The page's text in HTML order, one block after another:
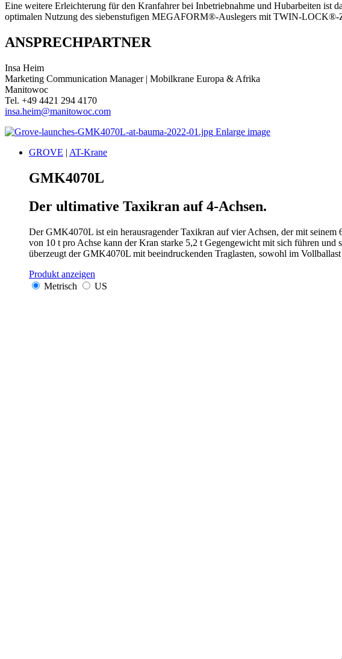
Eine weitere Erleichterung für den Kranfahrer bei Inbetriebnahme und Hubarbeiten ist
optimalen Nutzung des siebenstufigen MEGAFORM®-Auslegers mit TWIN-LOCK®-
ANSPRECHPARTNER
Insa Heim
Marketing Communication Manager | Mobilkrane Europa & Afrika
Manitowoc
Tel. +49 4421 294 4170
insa.heim@manitowoc.com
Enlarge image
GROVE | AT-Krane
GMK4070L
Der ultimative Taxikran auf 4-Achsen.
Der GMK4070L ist ein herausragender Taxikran auf vier Achsen, der mit
von 10 t pro Achse kann der Kran starke 5,2 t Gegengewicht mit sich führen
überzeugt der GMK4070L mit beeindruckenden Traglasten, sowohl im
Produkt anzeigen
Metrisch
US